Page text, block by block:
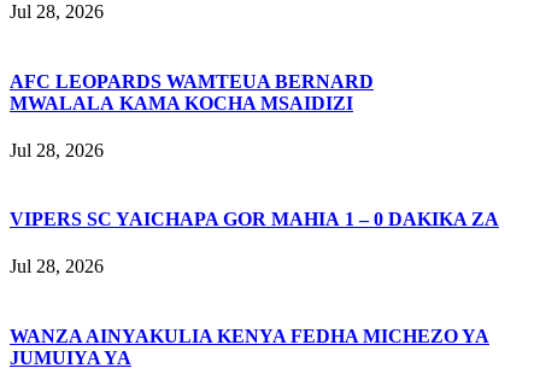
Jul 28, 2026
AFC LEOPARDS WAMTEUA BERNARD
MWALALA KAMA KOCHA MSAIDIZI
Jul 28, 2026
VIPERS SC YAICHAPA GOR MAHIA 1 – 0 DAKIKA ZA
Jul 28, 2026
WANZA AINYAKULIA KENYA FEDHA MICHEZO YA
JUMUIYA YA